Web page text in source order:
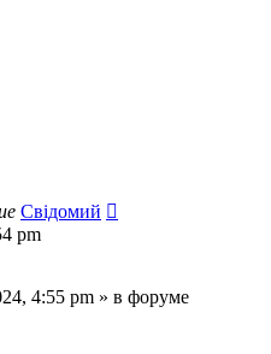
Свідомий
pm
4:55 pm » в форуме